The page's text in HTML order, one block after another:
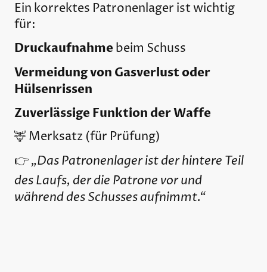
Ein korrektes Patronenlager ist wichtig
für:
Druckaufnahme beim Schuss
Vermeidung von Gasverlust oder
Hülsenrissen
Zuverlässige Funktion der Waffe
🦌 Merksatz (für Prüfung)
👉„Das Patronenlager ist der hintere Teil
des Laufs, der die Patrone vor und
während des Schusses aufnimmt.“